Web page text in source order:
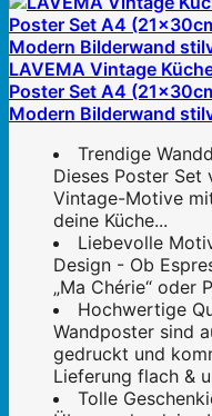
LAVEMA Vintage
Poster Set A4
Modern Bilderwand
Trendige
Dieses Poster
Vintage-Motive
deine Küche...
Liebevolle
Design - Ob
„Ma Chérie“ oder
Hochwertige
Wandposter sind
gedruckt und
Lieferung flach &
Tolle